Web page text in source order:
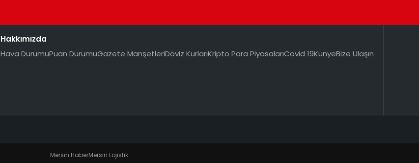
Hakkımızda
Hava DurumuPuan DurumuGazete ManşetleriDöviz KurlarıKripto Para PiyasalarıCovid 19KünyeBize Ulaşın
Mersin HaberMersin Lojistik